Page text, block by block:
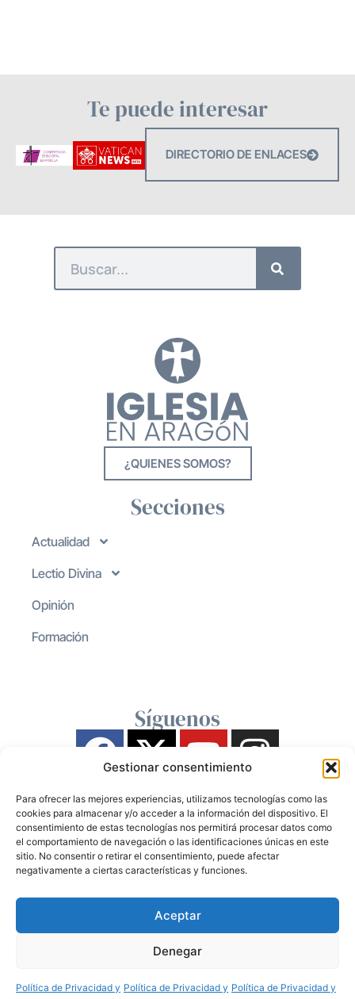
Gestionar consentimiento
Para ofrecer las mejores experiencias, utilizamos tecnologías como las
cookies para almacenar y/o acceder a la información del dispositivo. El
consentimiento de estas tecnologías nos permitirá procesar datos como
el comportamiento de navegación o las identificaciones únicas en este
sitio. No consentir o retirar el consentimiento, puede afectar
negativamente a ciertas características y funciones.
Aceptar
Denegar
Política de Privacidad y Política de Privacidad y Política de Privacidad y
Te puede interesar
DIRECTORIO DE ENLACES
¿QUIENES SOMOS?
Secciones
Actualidad
Lectio Divina
Opinión
Formación
Síguenos